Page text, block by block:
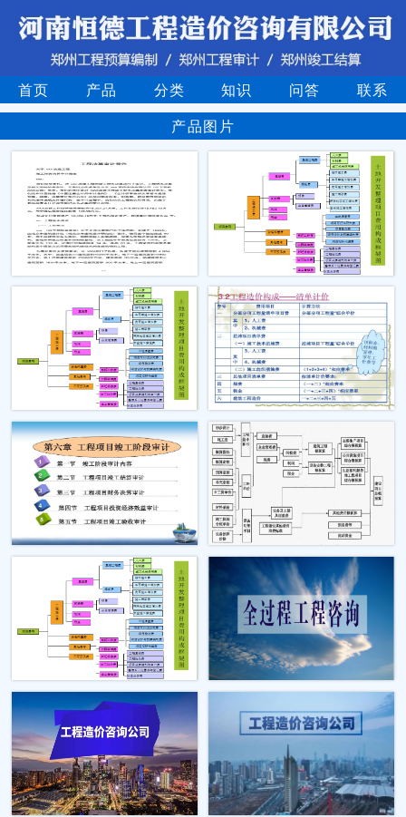
首页 产品 分类 知识 问答
联系
产品图片